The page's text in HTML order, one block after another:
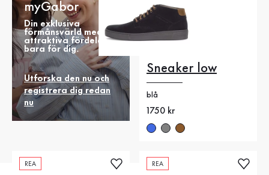
myGabor
Din exklusiva
förmånsvärld med
attraktiva fördelar
bara för dig.
Utforska den nu och
registrera dig redan
nu
Sneaker low
blå
Nytt pris
1750 kr
REA REA